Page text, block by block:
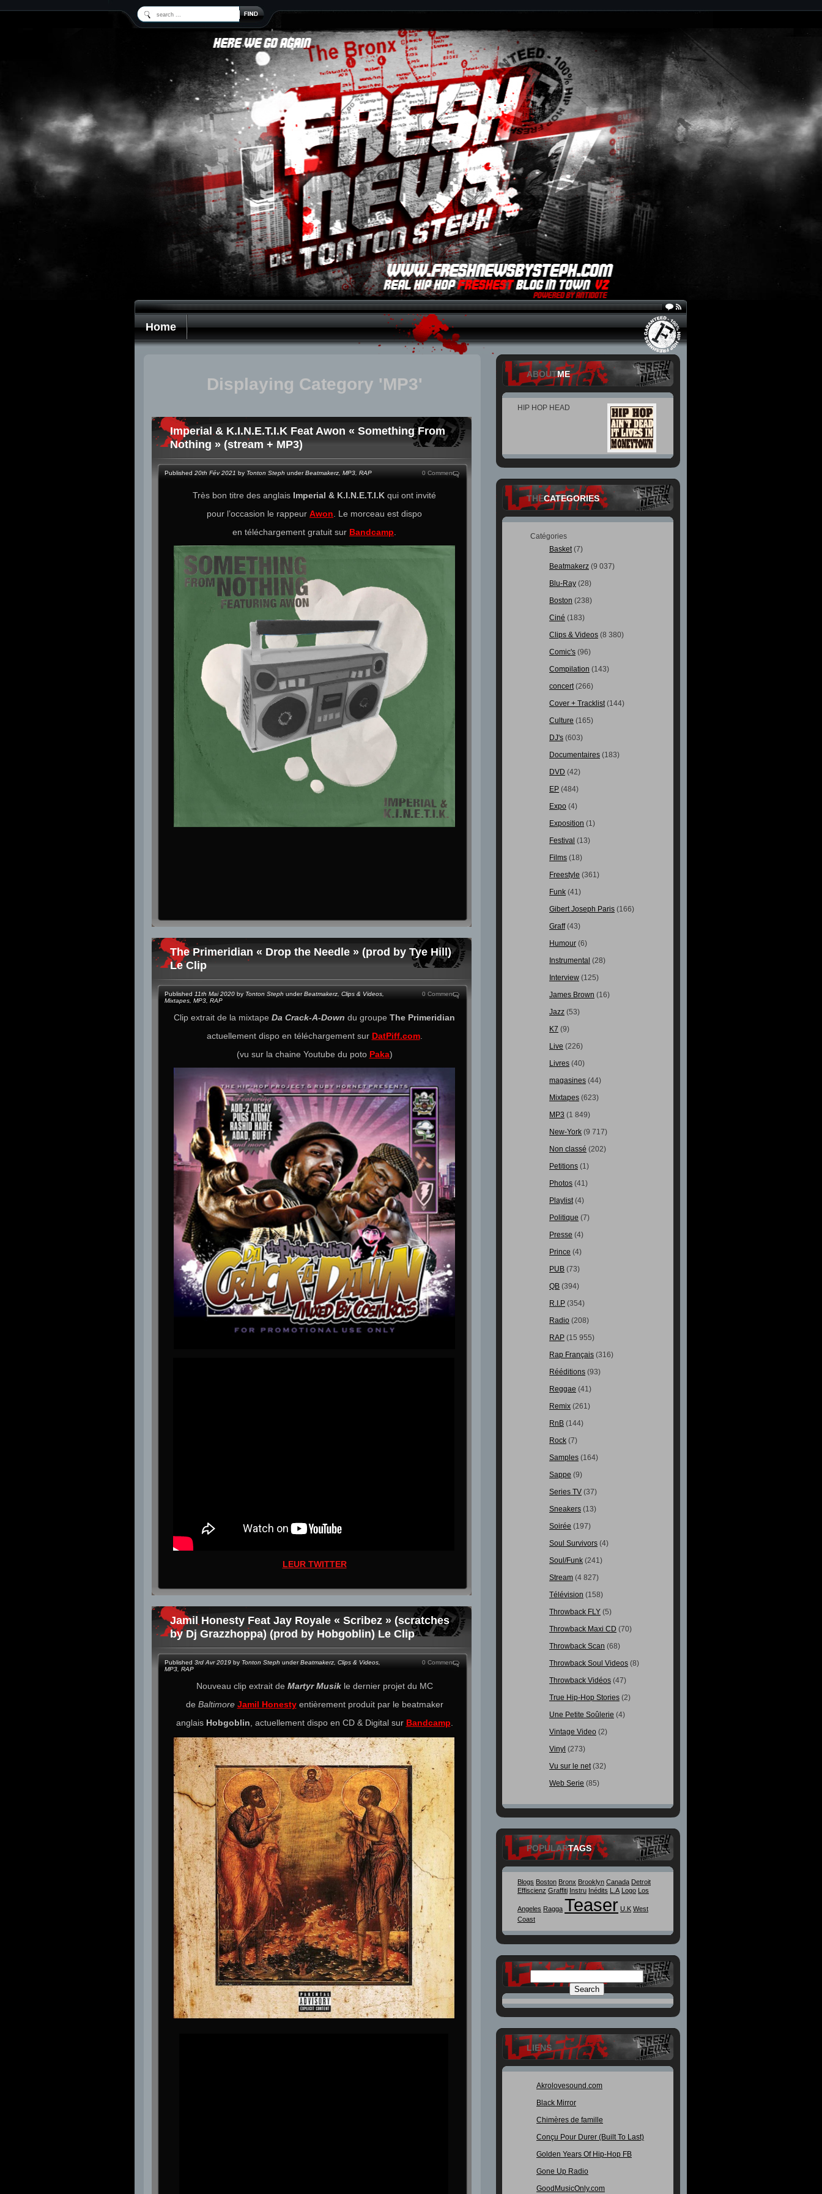
Home
Displaying Category 'MP3'
Imperial & K.I.N.E.T.I.K Feat Awon « Something From
Nothing » (stream + MP3)
Published 20th Fév 2021 by Tonton Steph underBeatmakerz MP3 RAP 0 Comment
Très bon titre des anglais Imperial & K.I.N.E.T.I.K qui ont invité
pour l’occasion le rappeur Awon . Le morceau est dispo
en téléchargement gratuit sur Bandcamp
The Primeridian « Drop the Needle » (prod by Tye Hill)
Le Clip
Published 11th Mai 2020 by Tonton Steph underBeatmakerz Clips & Videos
Mixtapes MP3 RAP
0 Comment
Clip extrait de la mixtape Da Crack-A-Down du groupe The Primeridian
actuellement dispo en téléchargement sur DatPiff.com.
(vu sur la chaine Youtube du poto Paka)
LEUR TWITTER
Jamil Honesty Feat Jay Royale « Scribez » (scratches
by Dj Grazzhoppa) (prod by Hobgoblin) Le Clip
Published 3rd Avr 2019 by Tonton Steph underBeatmakerz Clips & Videos
MP3 RAP
0 Comment
Nouveau clip extrait de Martyr Musikle dernier projet du MC
de Baltimore Jamil Honestyentièrement produit par le beatmaker
anglais Hobgoblin , actuellement dispo en CD & Digital sur Bandcamp
ABOUTME
HIP HOP HEAD
THECATEGORIES
Catégories
Basket(7)
Beatmakerz (9 037)
Blu-Ray (28)
Boston (238)
Ciné (183)
Clips & Videos (8 380)
Comic's (96)
Compilation (143)
concert(266)
Cover + Tracklist(144)
Culture (165)
DJ's (603)
Documentaires (183)
DVD (42)
EP (484)
Expo (4)
Exposition (1)
Festival (13)
Films (18)
Freestyle (361)
Funk (41)
Gibert Joseph Paris (166)
Graff(43)
Humour (6)
Instrumental (28)
Interview (125)
James Brown (16)
Jazz (53)
K7 (9)
Live (226)
Livres (40)
magasines (44)
Mixtapes (623)
MP3 (1 849)
New-York (9 717)
Non classé (202)
Petitions (1)
Photos (41)
Playlist(4)
Politique (7)
Presse (4)
Prince (4)
PUB (73)
QB (394)
R.I.P (354)
Radio (208)
RAP (15 955)
Rap Français (316)
Rééditions (93)
Reggae (41)
Remix (261)
RnB (144)
Rock (7)
Samples (164)
Sappe (9)
Series TV (37)
Sneakers (13)
Soirée (197)
Soul Survivors (4)
Soul/Funk (241)
Stream (4 827)
Télévision (158)
Throwback FLY (5)
Throwback Maxi CD (70)
Throwback Scan (68)
Throwback Soul Videos (8)
Throwback Vidéos (47)
True Hip-Hop Stories (2)
Une Petite Soûlerie (4)
Vintage Video (2)
Vinyl (273)
Vu sur le net(32)
Web Serie (85)
POPULARTAGS
Blogs Boston Bronx Brooklyn Canada Detroit
Effiscienz Graffiti Instru Inédits L.A Logo Los
Angeles Ragga Teaser U.K West
Coast
LIENS
Akrolovesound.com
Black Mirror
Chimères de famille
Conçu Pour Durer (Built To Last)
Golden Years Of Hip-Hop FB
Gone Up Radio
GoodMusicOnly.com